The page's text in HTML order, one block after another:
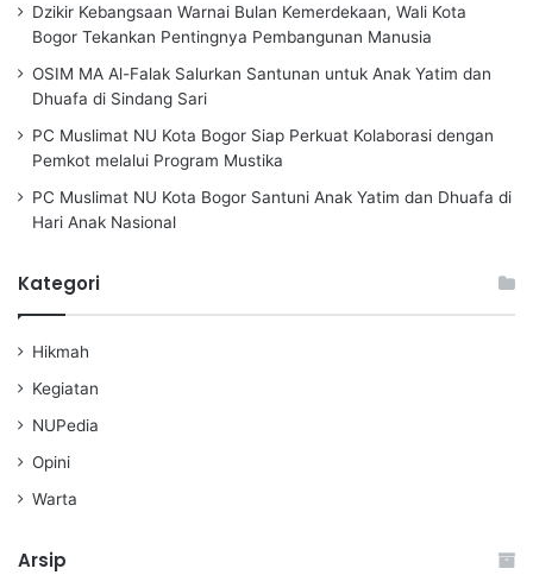
:
Dzikir Kebangsaan Warnai Bulan Kemerdekaan, Wali Kota
Bogor Tekankan Pentingnya Pembangunan Manusia
OSIM MA Al-Falak Salurkan Santunan untuk Anak Yatim dan
Dhuafa di Sindang Sari
PC Muslimat NU Kota Bogor Siap Perkuat Kolaborasi dengan
Pemkot melalui Program Mustika
PC Muslimat NU Kota Bogor Santuni Anak Yatim dan Dhuafa di
Hari Anak Nasional
Kategori
Hikmah
Kegiatan
NUPedia
Opini
Warta
Arsip